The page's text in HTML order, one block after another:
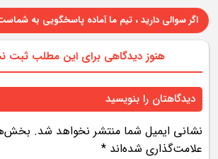
اگر سوالی دارید ، تیم ما آماده پاسخگویی به
هنوز دیدگاهی برای این مطلب ثبت
دیدگاهتان را بنویسید
نشانی ایمیل شما منتشر نخواهد شد.
علامت‌گذاری شده‌اند *